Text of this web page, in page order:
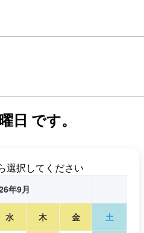
日 です。
選択してください
年9月
水 木 金 土